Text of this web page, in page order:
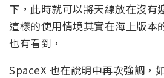
下，此時就可以將天線放在沒有
這樣的使用情境其實在海上版
也有看到，
SpaceX 也在說明中再次強調，